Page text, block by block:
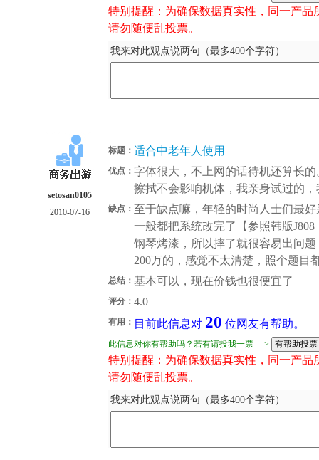
特别提醒：为确保数据真实性，同一产
请勿随便乱投票。
我来对此观点说两句（最多400个字符）
setosan0105
2010-07-16
标题： 适合中老年人使用
优点： 字体很大，不上网的话待机还算长
擦拭不会影响机体，我亲身试过的
缺点： 至于缺点嘛，年轻的时尚人士们最
一般都把系统改完了【参照韩版
钢琴烤漆，所以摔了就很容易出问
200万的，感觉不太清楚，照个题目
总结： 基本可以，现在价钱也很便宜了
评分： 4.0
有用： 目前此信息对 20 位网友有帮助。
此信息对你有帮助吗？若有请投我一票 --->
特别提醒：为确保数据真实性，同一产
请勿随便乱投票。
我来对此观点说两句（最多400个字符）